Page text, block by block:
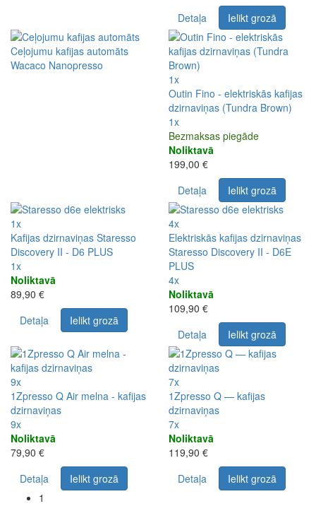
Detaļa
Ielikt grozā
Ceļojumu kafijas automāts
Wacaco Nanopresso
1x
Outin Fino - elektriskās kafijas
dzirnaviņas (Tundra Brown)
1x
Bezmaksas piegāde
Noliktavā
199,00 €
Detaļa
Ielikt grozā
1x
Kafijas dzirnaviņas Staresso
Discovery II - D6 PLUS
1x
Noliktavā
89,90 €
Detaļa
Ielikt grozā
4x
Elektriskās kafijas dzirnaviņas
Staresso Discovery II - D6E
PLUS
4x
Noliktavā
109,90 €
Detaļa
Ielikt grozā
9x
1Zpresso Q Air melna - kafijas
dzirnaviņas
9x
Noliktavā
79,90 €
Detaļa
Ielikt grozā
7x
1Zpresso Q — kafijas
dzirnaviņas
7x
Noliktavā
119,90 €
Detaļa
Ielikt grozā
1